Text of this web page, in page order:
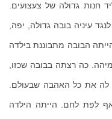
חנות גדולה של צעצועים
עיניה בובה גדולה יפה
הבובה מתבוננת בילדה
כה רצתה בבובה שכזו
לה את כל האהבה שבעולם
אף לפת לחם הייתה הילדה